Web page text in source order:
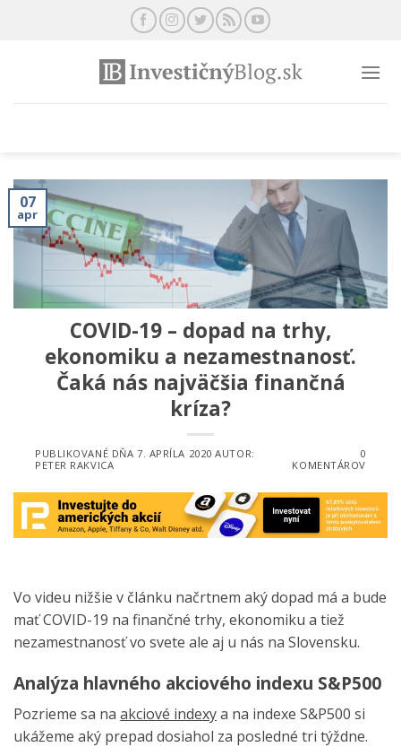
07
apr
COVID-19 – dopad na trhy,
ekonomiku a nezamestnanosť.
Čaká nás najväčšia finančná
kríza?
PUBLIKOVANÉ DŇA 7. APRÍLA 2020 AUTOR:
PETER RAKVICA
0
KOMENTÁROV
Vo videu nižšie v článku načrtnem aký dopad má a bude
mať COVID-19 na finančné trhy, ekonomiku a tiež
nezamestnanosť vo svete ale aj u nás na Slovensku.
Analýza hlavného akciového indexu S&P500
Pozrieme sa na akciové indexya na indexe S&P500 si
ukážeme aký prepad dosiahol za posledné tri týždne.